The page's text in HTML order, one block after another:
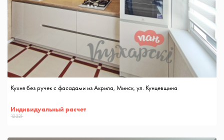
Кухня без ручек с фасадами из Акрила, Минск, ул. Кунцевщина
Индивидуальный расчет
12321